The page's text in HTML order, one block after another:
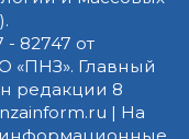
82747 от
«ПНЗ». Главный
редакции 8
| На
информационные